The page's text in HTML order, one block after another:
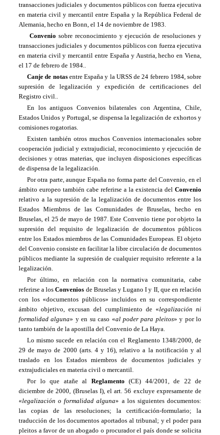
transacciones judiciales y documentos públicos con fuerza ejecutiva
en materia civil y mercantil entre España y la República Federal de
Alemania, hecho en Bonn, el 14 de noviembre de 1983.
Convenio sobre reconocimiento y ejecución de resoluciones y
transacciones judiciales y documentos públicos con fuerza ejecutiva
en materia civil y mercantil entre España y Austria, hecho en Viena,
el 17 de febrero de 1984..
Canje de notas entre España y la URSS de 24 febrero 1984, sobre
supresión de legalización y expedición de certificaciones del
Registro civil..
En los antiguos Convenios bilaterales con Argentina, Chile,
Estados Unidos y Portugal, se dispensa la legalización de exhortos y
comisiones rogatorias.
Existen también otros muchos Convenios internacionales sobre
cooperación judicial y extrajudicial, reconocimiento y ejecución de
decisiones y otras materias, que incluyen disposiciones específicas
de dispensa de la legalización.
Por otra parte, aunque España no forma parte del Convenio, en el
ámbito europeo también cabe referirse a la existencia del Convenio
relativo a la supresión de la legalización de documentos entre los
Estados Miembros de las Comunidades de Bruselas, hecho en
Bruselas, el 25 de mayo de 1987. Este Convenio tiene por objeto la
supresión del requisito de legalización de documentos públicos
entre los Estados miembros de las Comunidades Europeas. El objeto
del Convenio consiste en facilitar la libre circulación de documentos
públicos mediante la supresión de cualquier requisito referente a la
legalización.
Por último, en relación con la normativa comunitaria, cabe
referirse a losConvenios de Bruselas y Lugano I y II, que en relación
con los «documentos públicos» incluidos en su correspondiente
ámbito objetivo, excusan del cumplimiento de «legalización ni
formalidad alguna» y en su caso «al poder para pleitos» y por lo
tanto también de la apostilla del Convenio de La Haya.
Lo mismo sucede en relación con el Reglamento 1348/2000, de
29 de mayo de 2000 (arts. 4 y 16), relativo a la notificación y al
traslado en los Estados miembros de documentos judiciales y
extrajudiciales en materia civil o mercantil.
Por lo que atañe al Reglamento (CE) 44/2001, de 22 de
diciembre de 2000, (Bruselas I), el art. 56 excluye expresamente de
«legalización o formalidad alguna» a los siguientes documentos:
las copias de las resoluciones; la certificación-formulario; la
traducción de los documentos aportados al tribunal; y el poder para
pleitos a favor de un abogado o procurador el país donde se solicita